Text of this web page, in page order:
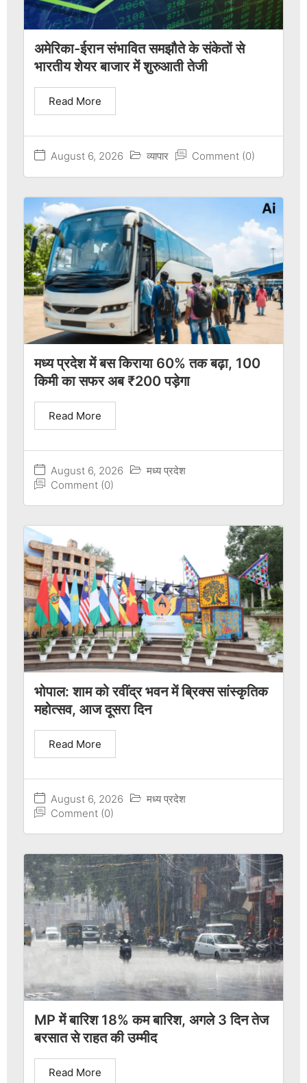
अमेरिका-ईरान संभावित समझौते के संकेतों से
भारतीय शेयर बाजार में शुरुआती तेजी
August 6, 2026 व्यापार Comment (0)
Read More
मध्य प्रदेश में बस किराया 60% तक बढ़ा, 100
किमी का सफर अब ₹200 पड़ेगा
August 6, 2026
मध्य प्रदेश
Comment (0)
Read More
भोपाल: शाम को रवींद्र भवन में ब्रिक्स सांस्कृतिक
महोत्सव, आज दूसरा दिन
August 6, 2026
मध्य प्रदेश
Comment (0)
Read More
MP में बारिश 18% कम बारिश, अगले 3 दिन तेज
बरसात से राहत की उम्मीद
Read More